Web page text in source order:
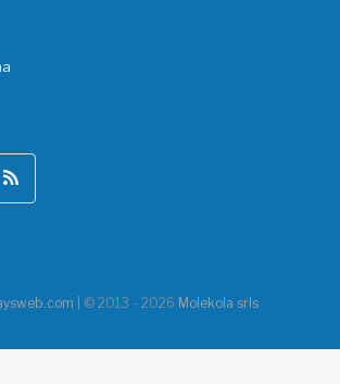
| © 2013 - 2026 Molekola srls